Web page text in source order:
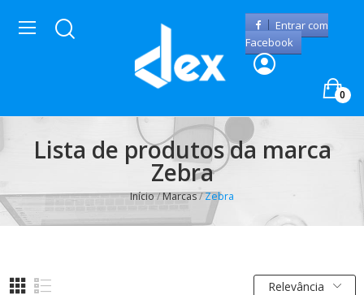
Entrar com
Facebook
0
Lista de produtos da marca
Zebra
Início Marcas Zebra
Relevância